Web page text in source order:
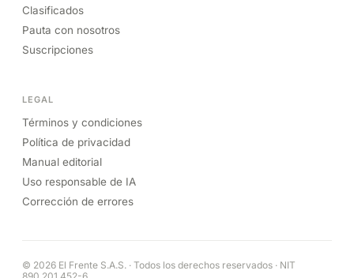
Clasificados
Pauta con nosotros
Suscripciones
LEGAL
Términos y condiciones
Política de privacidad
Manual editorial
Uso responsable de IA
Corrección de errores
© 2026 El Frente S.A.S. · Todos los derechos reservados · NIT